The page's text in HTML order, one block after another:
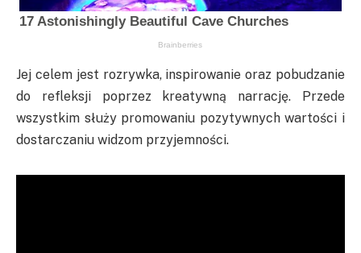
Jej celem jest rozrywka, inspirowanie oraz pobudzanie
do refleksji poprzez kreatywną narrację. Przede
wszystkim służy promowaniu pozytywnych wartości i
dostarczaniu widzom przyjemności.